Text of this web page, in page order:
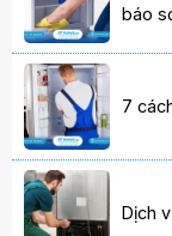
báo
7
Dịch